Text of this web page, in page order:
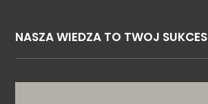
NASZA WIEDZA TO TWOJ SUKCES